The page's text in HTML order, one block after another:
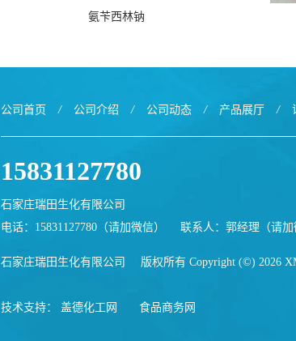
氨苄西林钠
公司首页 / 公司介绍 / 公司动态 / 产品展厅 /
15831127780
石家庄瑞田生化有限公司
电话：15831127780（请加微信）
联系人：郭经理（请加
石家庄瑞田生化有限公司 版权所有 Copyright (©) 2026
技术支持： 盖德化工网 食品商务网